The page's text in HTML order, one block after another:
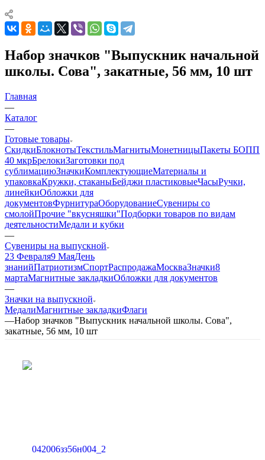
Набор значков "Выпускник начальной
школы. Сова", закатные, 56 мм, 10 шт
Главная
—
Каталог
—
Готовые товары
СкидкиБлокнотыТекстильМагнитыМонетницыПакеты БОПП
40 мкрБрелокиЗаготовки под
сублимациюЗначкиКомплектующиеМатериалы и
упаковкаКружки, стаканыБейджи пластиковыеЧасыРучки,
линейкиОбложки для
документовФурнитураОборудованиеСувениры со
смолойПрочие "вкусняшки"Подборки товаров по видам
деятельностиМедали и кубки
—
Сувениры на выпускной
23 Февраля9 МаяДень
знанийПатриотизмСпортРаспродажаМоскваЗначки8
мартаМагнитные закладкиОбложки для документов
—
Значки на выпускной
МедалиМагнитные закладкиФлаги
—Набор значков "Выпускник начальной школы. Сова",
закатные, 56 мм, 10 шт